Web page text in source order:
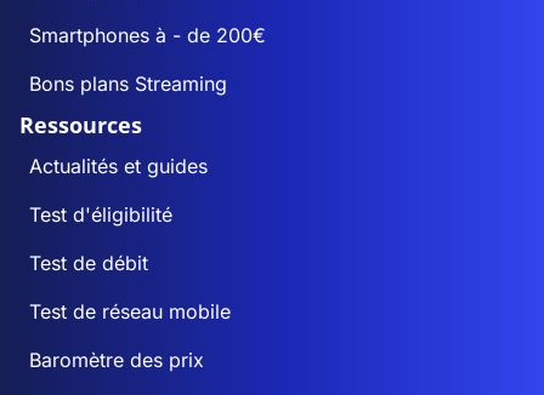
Smartphones à - de 200€
Bons plans Streaming
Ressources
Actualités et guides
Test d'éligibilité
Test de débit
Test de réseau mobile
Baromètre des prix